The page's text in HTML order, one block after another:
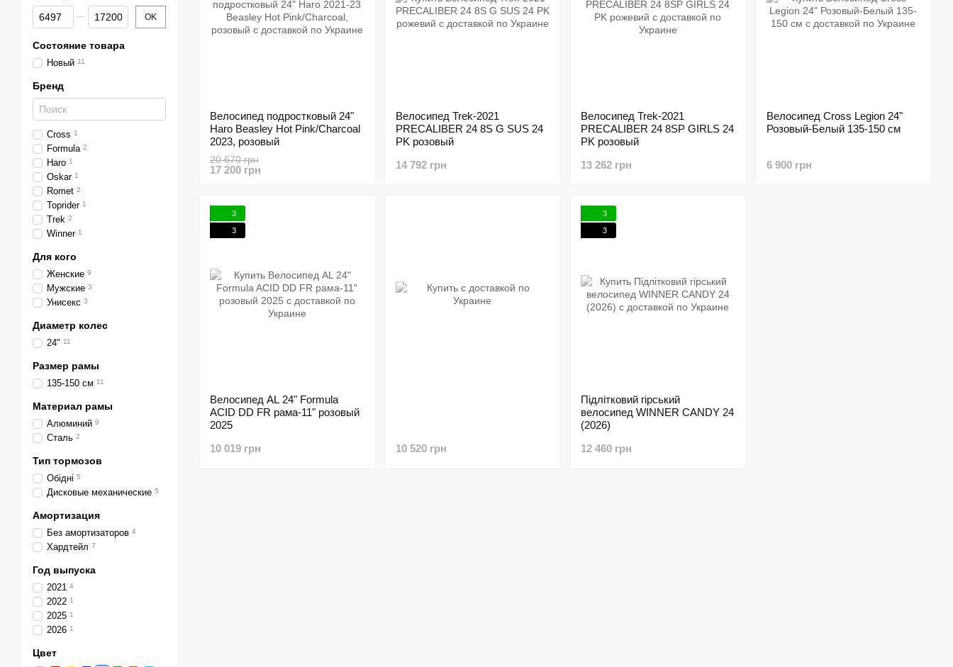
Велосипед подростковый 24"
Haro Beasley Hot Pink/Charcoal
2023, розовый
20 670 грн
17 200 грн
Велосипед Trek-2021
PRECALIBER 24 8S G SUS 24
PK розовый
14 792 грн
Велосипед Trek-2021
PRECALIBER 24 8SP GIRLS 24
PK розовый
13 262 грн
Велосипед Cross Legion 24"
Розовый-Белый 135-150 см
6 900 грн
3
3
Велосипед AL 24" Formula
ACID DD FR рама-11" розовый
2025
10 019 грн
10 520 грн
3
3
Підлітковий гірський
велосипед WINNER CANDY 24
(2026)
12 460 грн
От Цена, грн
До Цена, грн OK
Состояние товара
Новый 11
Бренд
Cross 1
Formula 2
Haro 1
Oskar 1
Romet 2
Toprider 1
Trek 2
Winner 1
Для кого
Женские 9
Мужские 3
Унисекс 3
Диаметр колес
24" 11
Размер рамы
135-150 см 11
Материал рамы
Алюминий 9
Сталь 2
Тип тормозов
Обідні 5
Дисковые механические 5
Амортизация
Без амортизаторов 4
Хардтейл 7
Год выпуска
2021 4
2022 1
2025 1
2026 1
Цвет